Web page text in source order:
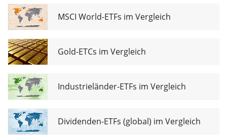
MSCI World-ETFs im Vergleich
Gold-ETCs im Vergleich
Industrieländer-ETFs im Vergleich
Dividenden-ETFs (global) im Vergleich